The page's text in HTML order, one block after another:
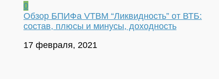
0
Обзор БПИФа VTBM “Ликвидность” от ВТБ:
состав, плюсы и минусы, доходность
17 февраля, 2021